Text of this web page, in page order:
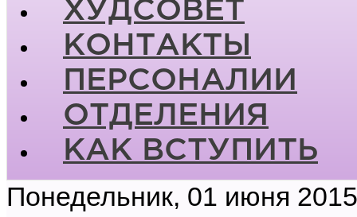
ХУДСОВЕТ
КОНТАКТЫ
ПЕРСОНАЛИИ
ОТДЕЛЕНИЯ
КАК ВСТУПИТЬ
Понедельник, 01 июня